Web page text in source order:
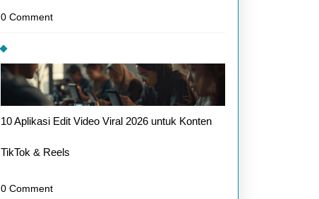
0 Comment
10 Aplikasi Edit Video Viral 2026 untuk Konten
TikTok & Reels
0 Comment